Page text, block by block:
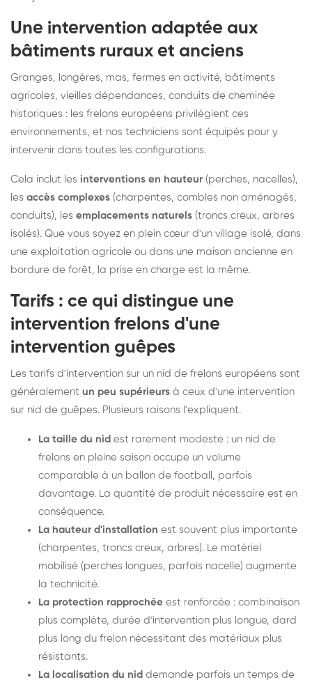
Une intervention adaptée aux
bâtiments ruraux et anciens
Granges, longères, mas, fermes en activité, bâtiments
agricoles, vieilles dépendances, conduits de cheminée
historiques : les frelons européens privilégient ces
environnements, et nos techniciens sont équipés pour y
intervenir dans toutes les configurations.
Cela inclut les interventions en hauteur (perches, nacelles),
les accès complexes (charpentes, combles non aménagés,
conduits), les emplacements naturels (troncs creux, arbres
isolés). Que vous soyez en plein cœur d'un village isolé, dans
une exploitation agricole ou dans une maison ancienne en
bordure de forêt, la prise en charge est la même.
Tarifs : ce qui distingue une
intervention frelons d'une
intervention guêpes
Les tarifs d'intervention sur un nid de frelons européens sont
généralement un peu supérieurs à ceux d'une intervention
sur nid de guêpes. Plusieurs raisons l'expliquent.
La taille du nid est rarement modeste : un nid de
frelons en pleine saison occupe un volume
comparable à un ballon de football, parfois
davantage. La quantité de produit nécessaire est en
conséquence.
La hauteur d'installation est souvent plus importante
(charpentes, troncs creux, arbres). Le matériel
mobilisé (perches longues, parfois nacelle) augmente
la technicité.
La protection rapprochée est renforcée : combinaison
plus complète, durée d'intervention plus longue, dard
plus long du frelon nécessitant des matériaux plus
résistants.
La localisation du nid demande parfois un temps de